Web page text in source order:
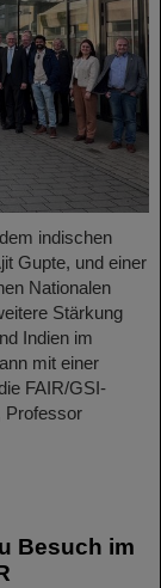
indischen
Gupte, und einer
Nationalen
Stärkung
Indien im
mit einer
FAIR/GSI-
Professor
Besuch im